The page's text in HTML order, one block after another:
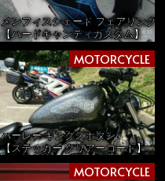
メンフィスシェード フェアリング
【ハードキャンディカスタム】
MOTORCYCLE
ハーレー キングスポタン
【ステッカー クリアーコート】
MOTORCYCLE